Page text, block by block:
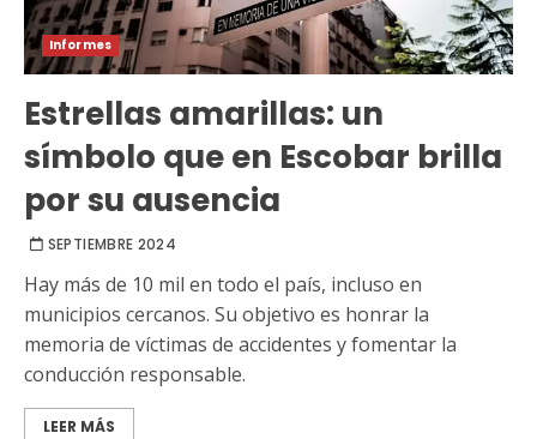
Informes
Estrellas amarillas: un
símbolo que en Escobar brilla
por su ausencia
SEPTIEMBRE 2024
Hay más de 10 mil en todo el país, incluso en
municipios cercanos. Su objetivo es honrar la
memoria de víctimas de accidentes y fomentar la
conducción responsable.
LEER MÁS